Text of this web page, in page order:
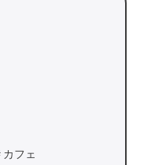
ビング